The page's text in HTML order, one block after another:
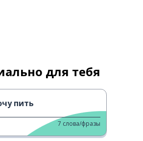
для тебя
пить
7 слова/фразы